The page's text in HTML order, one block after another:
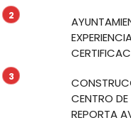
CENTRO
REPORTA